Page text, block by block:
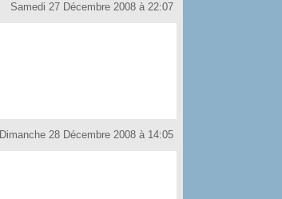
Samedi 27 Décembre 2008 à 22:07
Dimanche 28 Décembre 2008 à 14:05